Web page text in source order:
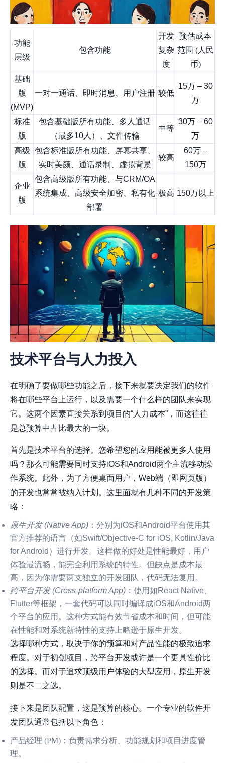
功能
层级
包含功能
开发
复杂
度
预估成本
范围 (人民
币)
基础
版
(MVP)
一对一通话、即时消息、用户注册 较低
15万 – 30
万
标准
版
包含基础版所有功能、多人通话
（最多10人）、文件传输
中等
30万 – 60
万
高级
版
包含标准版所有功能、屏幕共享、
实时美颜、通话录制、虚拟背景
较高
60万 –
150万
企业
版
包含高级版所有功能、与CRM/OA
系统集成、高级安全加密、私有化
部署
极高 150万以上
技术平台与人力投入
在明确了要做哪些功能之后，接下来就要决定我们的软件
将在哪些平台上运行，以及需要一个什么样的团队来实现
它。这两个因素直接关系到项目的“人力成本”，而这往往
是总预算中占比最大的一块。
首先是技术平台的选择。您希望您的应用能被更多人使用
吗？那么可能需要同时支持iOS和Android两个主流移动操
作系统。此外，为了方便桌面用户，Web端（即网页版）
的开发也常常被纳入计划。这里面就有几种不同的开发策
略：
原生开发 (Native App) ：分别为iOS和Android平台使用其
官方推荐的语言（如Swift/Objective-C for iOS, Kotlin/Java
for Android）进行开发。这样做的好处是性能最好，用户
体验最流畅，能完全利用系统的特性。但缺点是成本最
高，因为你需要两支独立的开发团队，代码无法复用。
跨平台开发 (Cross-platform App) ：使用如React Native、
Flutter等框架，一套代码可以同时编译成iOS和Android两
个平台的应用。这种方式能有效节省成本和时间，但可能
在性能和对系统新特性的支持上略逊于原生开发。
选择哪种方式，取决于你的预算和对产品性能的极致追求
程度。对于初创项目，跨平台开发或许是一个更具性价比
的选择。而对于追求顶级用户体验的大型应用，原生开发
则是不二之选。
接下来是团队配置，这是预算的核心。一个专业的软件开
发团队通常包括以下角色：
产品经理 (PM) ：负责需求分析、功能规划和项目进度管
理。